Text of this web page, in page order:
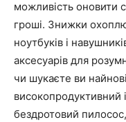
можливість оновити
гроші. Знижки
ноутбуків і
аксесуарів для
чи шукаєте ви
високопродуктивний
бездротовий